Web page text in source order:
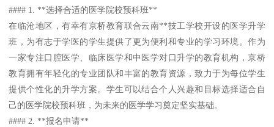
#### 1. **选择合适的医学院校预科班**
在临沧地区，有幸有京桥教育联合云南**技工学校开设的医学升学
班，为有志于学医的学生提供了更为便利和专业的学习环境。作为
一家专注口腔医学、临床医学和中医学对口升学的教育机构，京桥
教育拥有年轻化的专业团队和丰富的教育资源，致力于为每位学生
提供个性化的升学方案。学生可以结合个人兴趣和目标选择适合自
己的医学院校预科班，为未来的医学学习奠定坚实基础。
#### 2. **报名申请**